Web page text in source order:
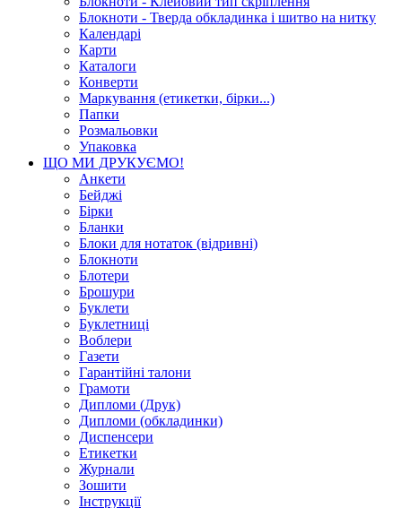
Блокноти - Тверда обкладинка і шитво на нитку
Календарі
Карти
Каталоги
Конверти
Маркування (етикетки, бірки...)
Папки
Розмальовки
Упаковка
ЩО МИ ДРУКУЄМО!
Анкети
Бейджі
Бірки
Бланки
Блоки для нотаток (відривні)
Блокноти
Блотери
Брошури
Буклети
Буклетниці
Воблери
Газети
Гарантійні талони
Грамоти
Дипломи (Друк)
Дипломи (обкладинки)
Диспенсери
Етикетки
Журнали
Зошити
Інструкції